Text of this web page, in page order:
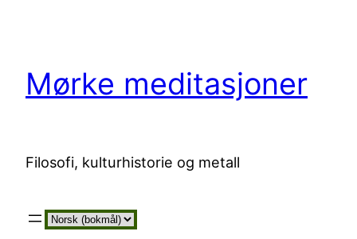
Mørke meditasjoner
Filosofi, kulturhistorie og metall
Velg